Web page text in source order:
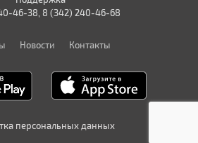
46-38, 8 (342) 240-46-68
Новости Контакты
персональных данных